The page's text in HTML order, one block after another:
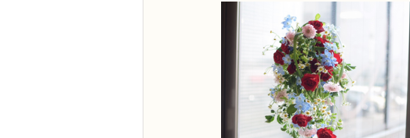
フラワー装飾技能検定3級 趣味で楽しむフラ
NFDディプロマアーティフィシャルコース